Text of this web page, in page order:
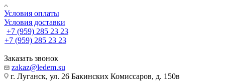
Условия оплаты
Условия доставки
+7 (959) 285 23 23
+7 (959) 285 23 23
Заказать звонок
zakaz@ledem.su
г. Луганск, ул. 26 Бакинских Комиссаров, д. 150в